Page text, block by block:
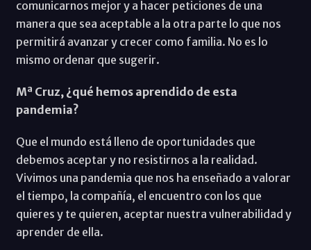
comunicarnos mejor y a hacer peticiones de una
manera que sea aceptable a la otra parte lo que nos
permitirá avanzar y crecer como familia. No es lo
mismo ordenar que sugerir.
Mª Cruz, ¿qué hemos aprendido de esta
pandemia?
Que el mundo está lleno de oportunidades que
debemos aceptar y no resistirnos a la realidad.
Vivimos una pandemia que nos ha enseñado a valorar
el tiempo, la compañía, el encuentro con los que
quieres y te quieren, aceptar nuestra vulnerabilidad y
aprender de ella.